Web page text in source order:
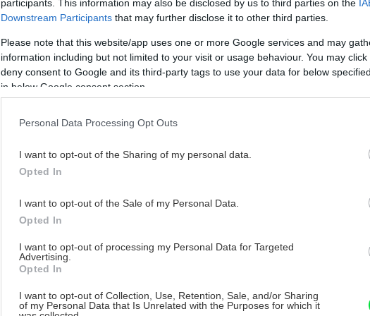
participants. This information may also be disclosed by us to third parties on the
Downstream Participants that may further disclose it to other third parties.
Please note that this website/app uses one or more Google services and may
information including but not limited to your visit or usage behaviour. You may
deny consent to Google and its third-party tags to use your data for below
in below Google consent section.
Personal Data Processing Opt Outs
I want to opt-out of the Sharing of my personal data.
Opted In
I want to opt-out of the Sale of my Personal Data.
Opted In
I want to opt-out of processing my Personal Data for Targeted
Advertising.
Opted In
I want to opt-out of Collection, Use, Retention, Sale, and/or Sharing
of my Personal Data that Is Unrelated with the Purposes for which it